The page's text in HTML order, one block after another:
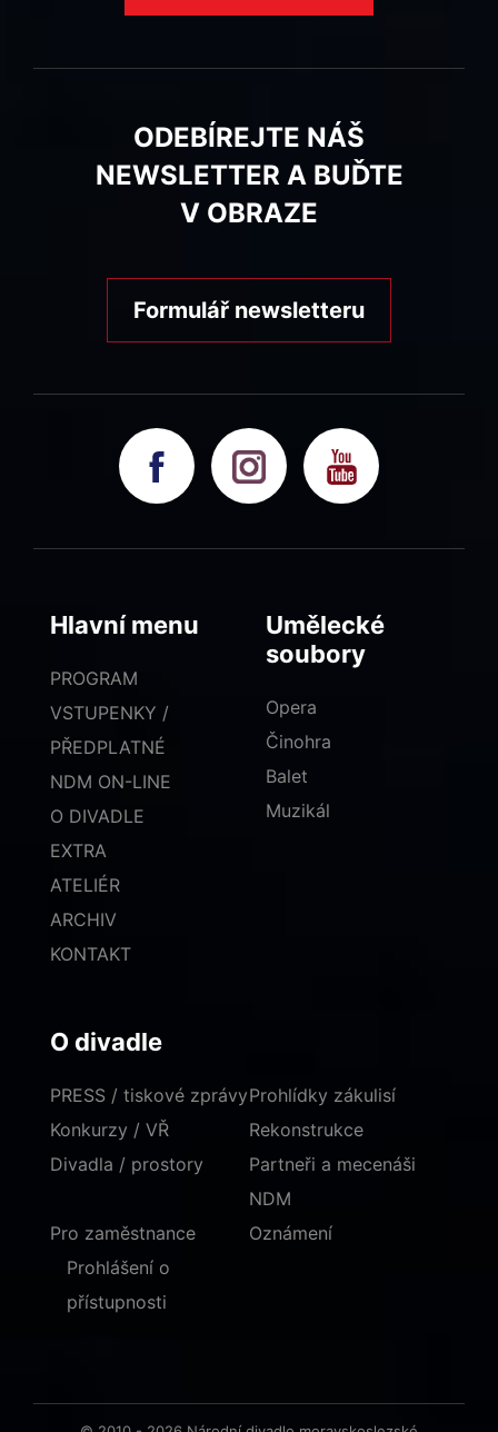
ODEBÍREJTE NÁŠ
NEWSLETTER A BUĎTE
V OBRAZE
Formulář newsletteru
Hlavní menu
PROGRAM
VSTUPENKY /
PŘEDPLATNÉ
NDM ON-LINE
O DIVADLE
EXTRA
ATELIÉR
ARCHIV
KONTAKT
Umělecké
soubory
Opera
Činohra
Balet
Muzikál
O divadle
PRESS / tiskové zprávy
Konkurzy / VŘ
Divadla / prostory
Prohlídky zákulisí
Rekonstrukce
Partneři a mecenáši
NDM
Pro zaměstnance
Oznámení
Prohlášení o
přístupnosti